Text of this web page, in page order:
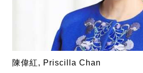
陳偉紅, Priscilla Chan